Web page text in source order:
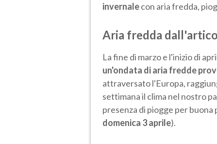
invernalecon aria fredda,
Aria fredda
La fine di marzo e l'inizio di
un'ondata di aria fredde
attraversato l'Europa,
settimana il clima nel nostro
presenza di piogge per
domenica 3 aprile).